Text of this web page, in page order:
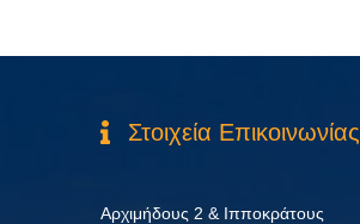
Στοιχεία Επικοινωνίας
Αρχιμήδους 2 & Ιπποκράτους